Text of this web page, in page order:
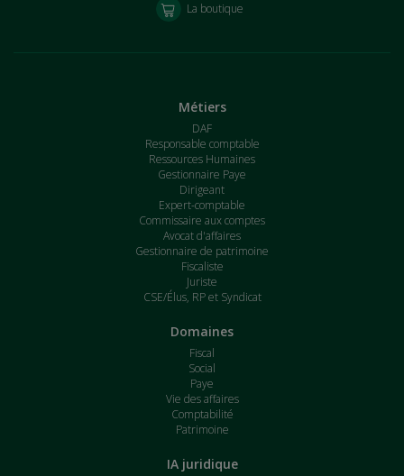
La boutique
Métiers
DAF
Responsable comptable
Ressources Humaines
Gestionnaire Paye
Dirigeant
Expert-comptable
Commissaire aux comptes
Avocat d'affaires
Gestionnaire de patrimoine
Fiscaliste
Juriste
CSE/Élus, RP et Syndicat
Domaines
Fiscal
Social
Paye
Vie des affaires
Comptabilité
Patrimoine
IA juridique